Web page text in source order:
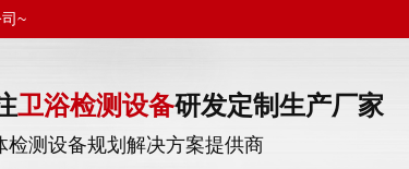
~
卫浴检测设备研发定制生产厂家
检测设备规划解决方案提供商